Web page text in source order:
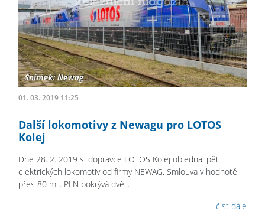
01. 03. 2019 11:25
Další lokomotivy z Newagu pro LOTOS
Kolej
Dne 28. 2. 2019 si dopravce LOTOS Kolej objednal pět
elektrických lokomotiv od firmy NEWAG. Smlouva v hodnotě
přes 80 mil. PLN pokrývá dvě...
číst dále